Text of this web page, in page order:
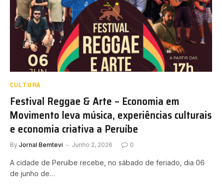
CULTURA
Festival Reggae & Arte – Economia em
Movimento leva música, experiências culturais
e economia criativa a Peruíbe
By Jornal Bemtevi Junho 2, 2026 0
A cidade de Peruíbe recebe, no sábado de feriado, dia 06
de junho de…